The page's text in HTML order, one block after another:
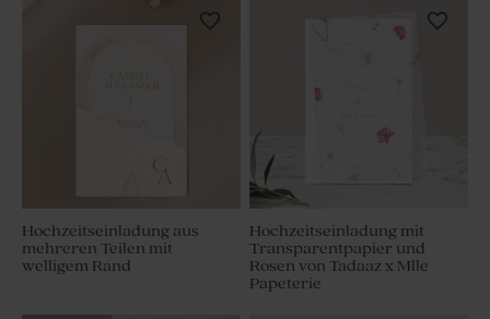
Hochzeitseinladung aus
mehreren Teilen mit
welligem Rand
Hochzeitseinladung mit
Transparentpapier und
Rosen von Tadaaz x Mlle
Papeterie